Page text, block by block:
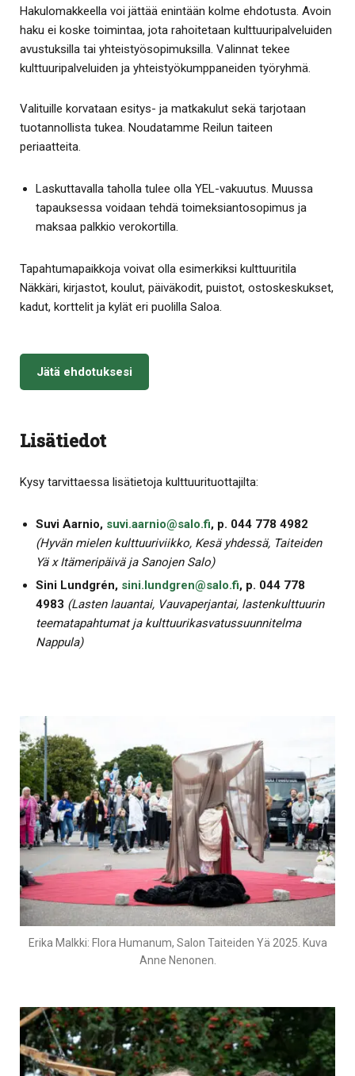
Hakulomakkeella voi jättää enintään kolme ehdotusta. Avoin
haku ei koske toimintaa, jota rahoitetaan kulttuuripalveluiden
avustuksilla tai yhteistyösopimuksilla. Valinnat tekee
kulttuuripalveluiden ja yhteistyökumppaneiden työryhmä.
Valituille korvataan esitys- ja matkakulut sekä tarjotaan
tuotannollista tukea. Noudatamme Reilun taiteen
periaatteita.
Laskuttavalla taholla tulee olla YEL-vakuutus. Muussa
tapauksessa voidaan tehdä toimeksiantosopimus ja
maksaa palkkio verokortilla.
Tapahtumapaikkoja voivat olla esimerkiksi kulttuuritila
Näkkäri, kirjastot, koulut, päiväkodit, puistot, ostoskeskukset,
kadut, korttelit ja kylät eri puolilla Saloa.
Jätä ehdotuksesi
Lisätiedot
Kysy tarvittaessa lisätietoja kulttuurituottajilta:
Suvi Aarnio, suvi.aarnio@salo.fi, p. 044 778 4982
(Hyvän mielen kulttuuriviikko, Kesä yhdessä, Taiteiden
Yä x Itämeripäivä ja Sanojen Salo)
Sini Lundgrén, sini.lundgren@salo.fi, p. 044 778
4983 (Lasten lauantai, Vauvaperjantai, lastenkulttuurin
teematapahtumat ja kulttuurikasvatussuunnitelma
Nappula)
Erika Malkki: Flora Humanum, Salon Taiteiden Yä 2025. Kuva
Anne Nenonen.